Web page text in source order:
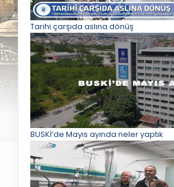
Tarihi çarşıda aslına dönüş
BUSKİ’de Mayıs ayında neler yaptık